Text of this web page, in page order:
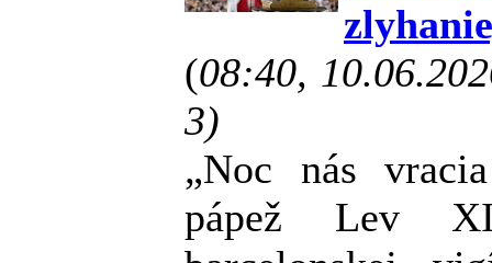
(08:40,
3)
„Noc nás
pápež Lev